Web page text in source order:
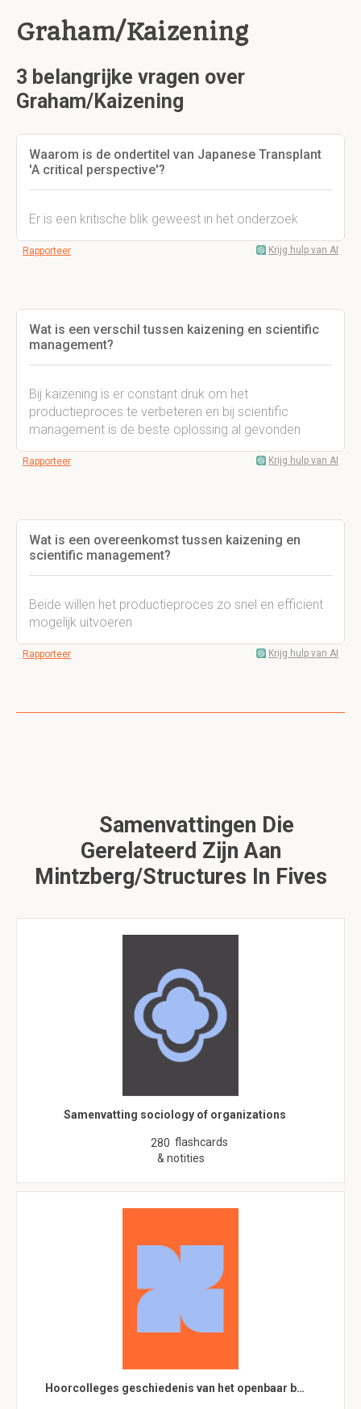
Graham/Kaizening
3 belangrijke vragen over
Graham/Kaizening
Waarom is de ondertitel van Japanese Transplant
'A critical perspective'?
Er is een kritische blik geweest in het onderzoek
Rapporteer Krijg hulp van AI
Wat is een verschil tussen kaizening en scientific
management?
Bij kaizening is er constant druk om het
productieproces te verbeteren en bij scientific
management is de beste oplossing al gevonden
Rapporteer Krijg hulp van AI
Wat is een overeenkomst tussen kaizening en
scientific management?
Beide willen het productieproces zo snel en efficient
mogelijk uitvoeren
Rapporteer Krijg hulp van AI
Samenvattingen Die
Gerelateerd Zijn Aan
Mintzberg/structures In Fives
Samenvatting sociology of organizations
280 flashcards
& notities
Hoorcolleges geschiedenis van het openbaar b…